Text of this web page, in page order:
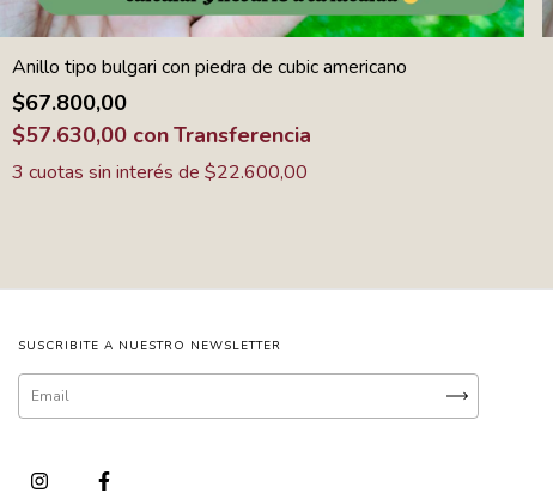
Anillo tipo bulgari con piedra de cubic americano
$67.800,00
$57.630,00 conTransferencia
3 cuotas sin interés de $22.600,00
SUSCRIBITE A NUESTRO NEWSLETTER